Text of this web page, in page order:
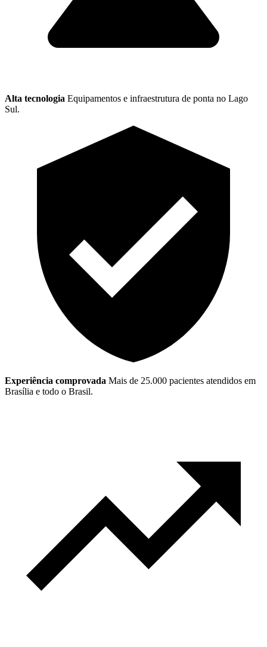
Alta tecnologia Equipamentos e infraestrutura de ponta no Lago
Sul.
Experiência comprovada Mais de 25.000 pacientes atendidos em
Brasília e todo o Brasil.